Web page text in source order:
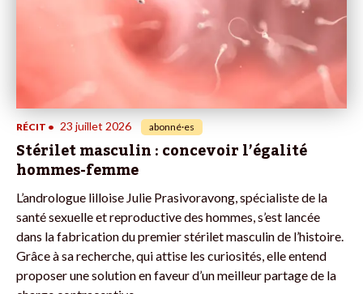
RÉCIT • 23 juillet 2026 abonné·es
Stérilet masculin : concevoir l’égalité
hommes-femme
L’andrologue lilloise Julie Prasivoravong, spécialiste de la
santé sexuelle et reproductive des hommes, s’est lancée
dans la fabrication du premier stérilet masculin de l’histoire.
Grâce à sa recherche, qui attise les curiosités, elle entend
proposer une solution en faveur d’un meilleur partage de la